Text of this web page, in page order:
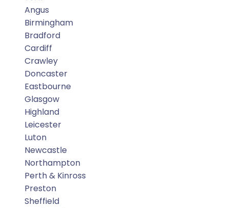
Angus
Birmingham
Bradford
Cardiff
Crawley
Doncaster
Eastbourne
Glasgow
Highland
Leicester
Luton
Newcastle
Northampton
Perth & Kinross
Preston
Sheffield